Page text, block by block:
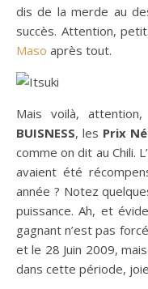
dis de la merde au
succès. Attention,
Maso après tout.
Mais voilà,
BUISNESS, les Prix
comme on dit au Chili.
avaient été
année ? Notez
puissance. Ah, et
gagnant n’est pas
et le 28 Juin 2009,
dans cette période,